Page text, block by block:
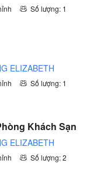
Số lượng: 1
ELIZABETH
Số lượng: 1
Khách Sạn
ELIZABETH
Số lượng: 2